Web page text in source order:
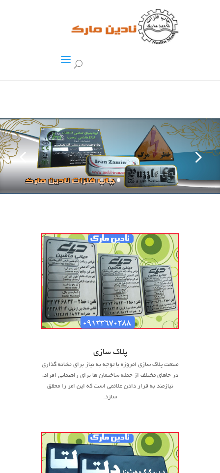
پلاک سازی
صنعت پلاک سازی امروزه با توجه به نیاز برای نشانه گذاری
در جاهای مختلف از جمله ساختمان ها برای راهنمایی افراد،
نیازمند به قرار دادن علائمی است که این امر را محقق
سازد.